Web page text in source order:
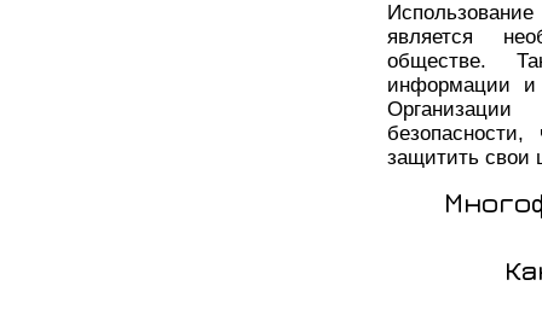
является
обществе.
информации и
защитить свои